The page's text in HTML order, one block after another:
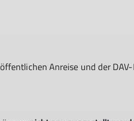
Anreise und der